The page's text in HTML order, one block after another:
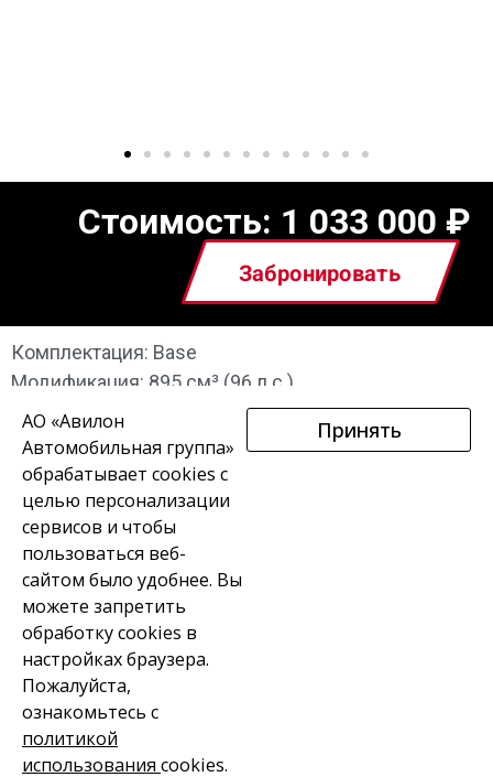
Стоимость: 1 033 000 ₽
Забронировать
Комплектация: Base
Модификация: 895 см³ (96 л.с.)
СВЯЗАТЬСЯ С МЕНЕДЖЕРОМ
В НАЛИЧИИ МОТОЦИКЛЫ
СКУТЕРЫ
ВАКАНСИИ
АО «Авилон
Автомобильная группа»
обрабатывает cookies с
целью персонализации
сервисов и чтобы
пользоваться веб-
сайтом было удобнее. Вы
можете запретить
обработку сookies в
настройках браузера.
Пожалуйста,
ознакомьтесь с
политикой
использования cookies.
Принять